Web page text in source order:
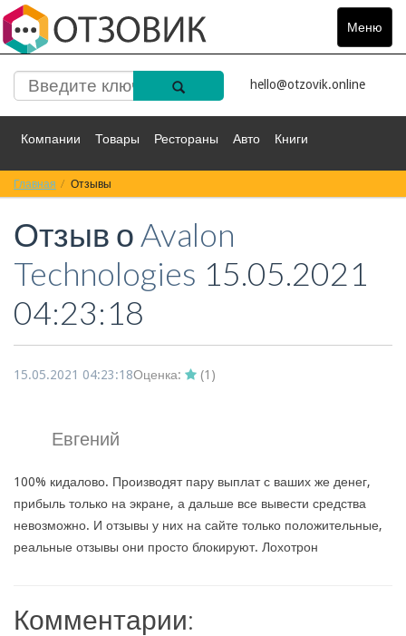
Меню
Toggle
hello@otzovik.online
Компании Товары Рестораны Авто Книги
Спорт Фильмы
Красота Здоровье Остальное
Главная Отзывы
Отзыв о Avalon
Technologies 15.05.2021
04:23:18
15.05.2021 04:23:18Оценка: (1 )
Евгений
100% кидалово. Производят пару выплат с ваших же денег,
прибыль только на экране, а дальше все вывести средства
невозможно. И отзывы у них на сайте только положительные,
реальные отзывы они просто блокируют. Лохотрон
Комментарии: